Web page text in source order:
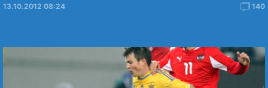
13.10.2012 08:24 140